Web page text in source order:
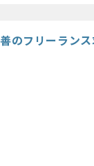
のフリーラン